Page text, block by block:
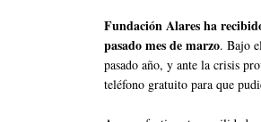
Fundación Alares ha
pasado mes de marzo. Bajo
pasado año, y ante la crisis
teléfono gratuito para que